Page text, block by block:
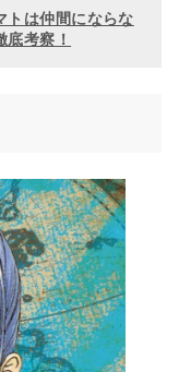
トは仲間にならな
考察！